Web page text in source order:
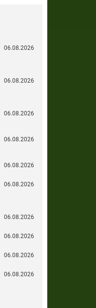
06.08.2026
06.08.2026
06.08.2026
06.08.2026
06.08.2026
06.08.2026
06.08.2026
06.08.2026
06.08.2026
06.08.2026